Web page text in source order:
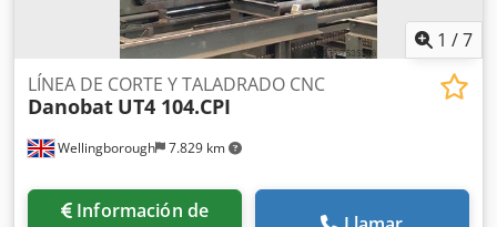
1 /7
Wellingborough 7.829 km
LÍNEA DE CORTE Y TALADRADO CNC
Danobat UT4 104.CPI
Información de